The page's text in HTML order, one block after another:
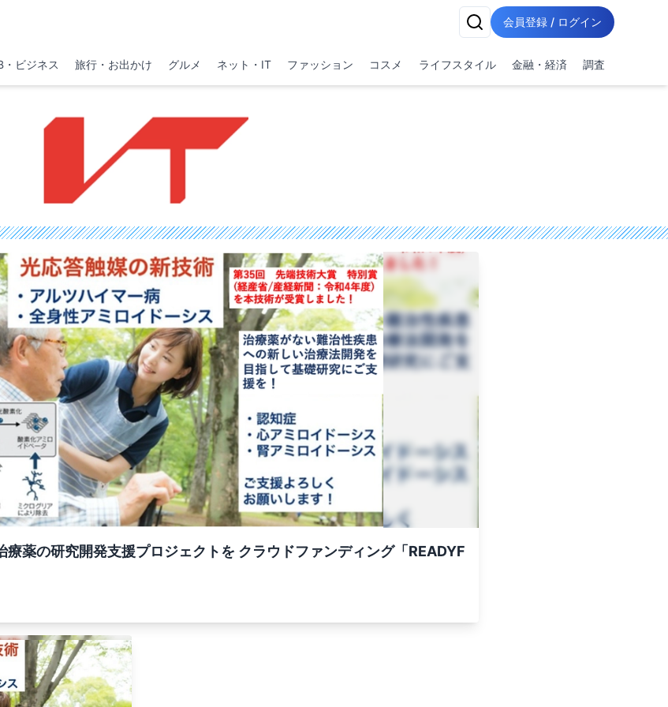
会員登録 / ログイン
・ビジネス 旅行・お出かけ グルメ ネット・IT ファッション コスメ ライフスタイル 金融・経済 調査
薬の研究開発支援プロジェクトを クラウドファンディング「READYF